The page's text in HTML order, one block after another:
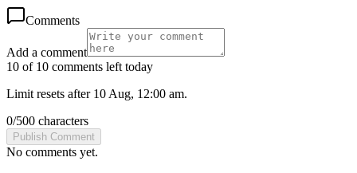
Comments
Add a comment
10 of 10 comments left today
Limit resets after 10 Aug, 12:00 am.
0/500 characters
Publish Comment
No comments yet.